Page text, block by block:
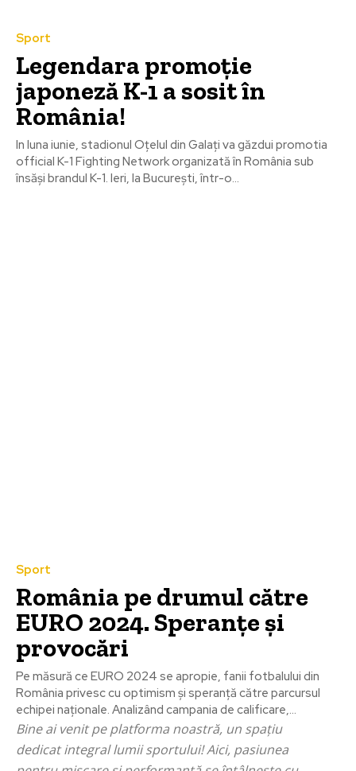
Sport
Legendara promoție
japoneză K-1 a sosit în
România!
In luna iunie, stadionul Oțelul din Galați va găzdui promotia
official K-1 Fighting Network organizată în România sub
însăși brandul K-1. Ieri, la București, într-o...
Sport
România pe drumul către
EURO 2024. Speranțe și
provocări
Pe măsură ce EURO 2024 se apropie, fanii fotbalului din
România privesc cu optimism și speranță către parcursul
echipei naționale. Analizând campania de calificare,...
Bine ai venit pe platforma noastră, un spațiu
dedicat integral lumii sportului! Aici, pasiunea